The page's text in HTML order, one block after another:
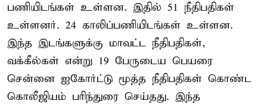
பணியிடங்கள் உள்ளன. இதில் 51 நீதிபதிகள்
உள்ளனர். 24 காலிப்பணியிடங்கள் உள்ளன.
இந்த இடங்களுக்கு மாவட்ட நீதிபதிகள்,
வக்கீல்கள் என்று 19 பேருடைய பெயரை
சென்னை ஐகோர்ட்டு மூத்த நீதிபதிகள் கொண்ட
கொலீஜியம் பரிந்துரை செய்தது. இந்த